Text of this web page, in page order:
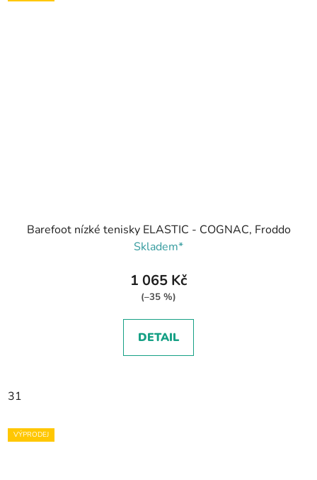
Barefoot nízké tenisky ELASTIC - COGNAC, Froddo
Skladem*
1 065 Kč
(–35 %)
DETAIL
31
VÝPRODEJ